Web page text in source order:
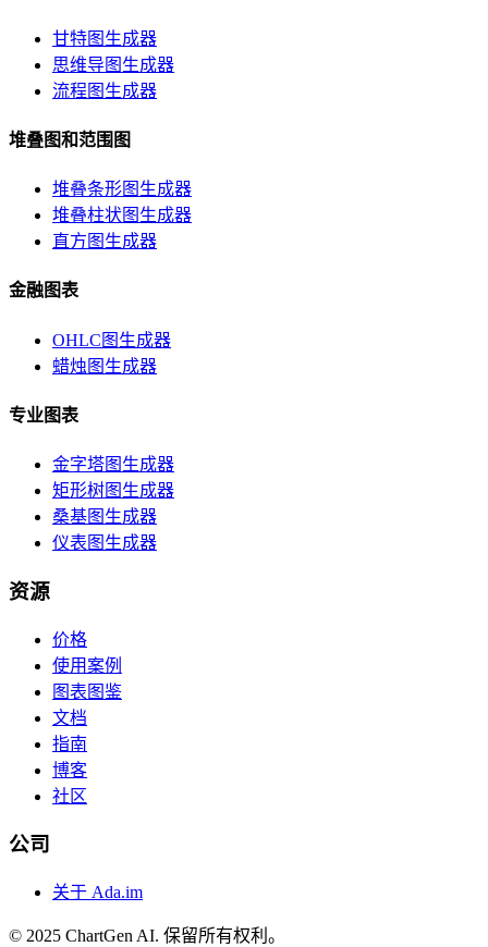
甘特图生成器
思维导图生成器
流程图生成器
堆叠图和范围图
堆叠条形图生成器
堆叠柱状图生成器
直方图生成器
金融图表
OHLC图生成器
蜡烛图生成器
专业图表
金字塔图生成器
矩形树图生成器
桑基图生成器
仪表图生成器
资源
价格
使用案例
图表图鉴
文档
指南
博客
社区
公司
关于 Ada.im
© 2025 ChartGen AI. 保留所有权利。